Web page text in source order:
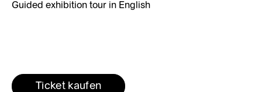
Guided exhibition tour in English
Ticket kaufen